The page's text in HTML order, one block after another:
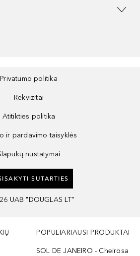
Privatumo politika
Rekvizitai
Atitikties politika
ir pardavimo taisyklės
nustatymai
SUTARTIES
UAB "DOUGLAS LT"
POPULIARIAUSI PRODUKTAI
SOL DE JANEIRO - Cheirosa